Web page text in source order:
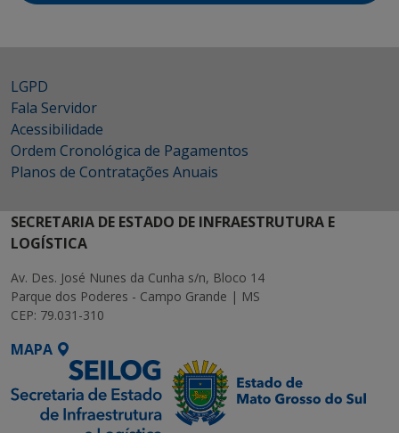
LGPD
Fala Servidor
Acessibilidade
Ordem Cronológica de Pagamentos
Planos de Contratações Anuais
SECRETARIA DE ESTADO DE INFRAESTRUTURA E
LOGÍSTICA
Av. Des. José Nunes da Cunha s/n, Bloco 14
Parque dos Poderes - Campo Grande | MS
CEP: 79.031-310
MAPA